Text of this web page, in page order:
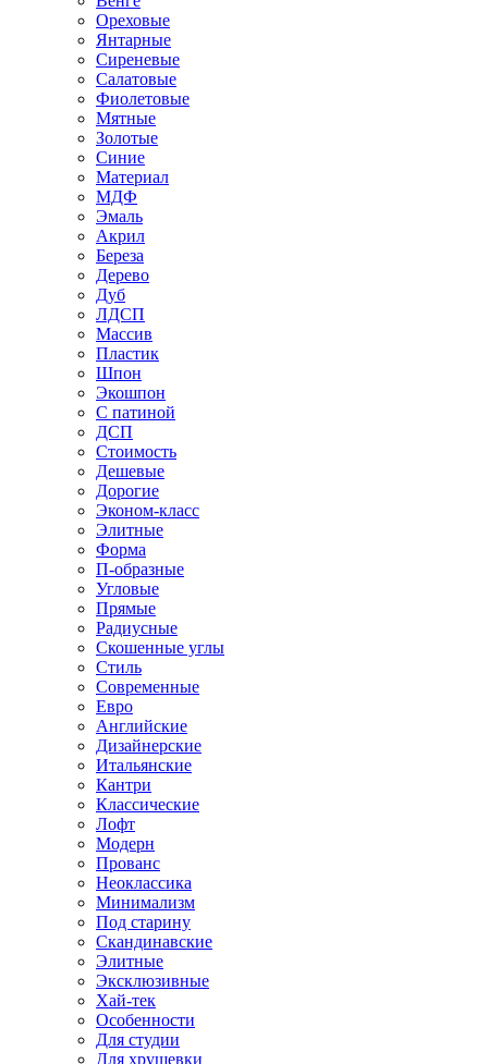
Ореховые
Янтарные
Сиреневые
Салатовые
Фиолетовые
Мятные
Золотые
Синие
Материал
МДФ
Эмаль
Акрил
Береза
Дерево
Дуб
ЛДСП
Массив
Пластик
Шпон
Экошпон
С патиной
ДСП
Стоимость
Дешевые
Дорогие
Эконом-класс
Элитные
Форма
П-образные
Угловые
Прямые
Радиусные
Скошенные углы
Стиль
Современные
Евро
Английские
Дизайнерские
Итальянские
Кантри
Классические
Лофт
Модерн
Прованс
Неоклассика
Минимализм
Под старину
Скандинавские
Элитные
Эксклюзивные
Хай-тек
Особенности
Для студии
Для хрущевки